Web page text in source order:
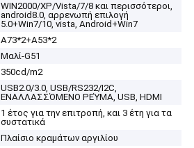
WIN2000/XP/Vista/7/8 και περισσότεροι,
android8.0, αρρενωπή επιλογή
5.0+Win7/10, vista, Android+Win7
A73*2+A53*2
Μαλί-G51
350cd/m2
USB2.0/3.0, USB/RS232/I2C,
ΕΝΑΛΛΑΣΣΌΜΕΝΟ ΡΕΎΜΑ, USB, HDMI
1 έτος για την επιτροπή, και 3 έτη για τα
συστατικά
Πλαίσιο κραμάτων αργιλίου